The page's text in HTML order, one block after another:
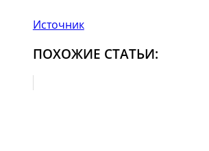
Источник
ПОХОЖИЕ СТАТЬИ: